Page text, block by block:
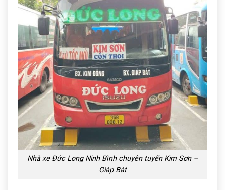
Nhà xe Đức Long Ninh Bình chuyên tuyến Kim Sơn –
Giáp Bát